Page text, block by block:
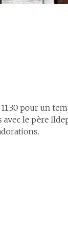
11:30 pour un
le père